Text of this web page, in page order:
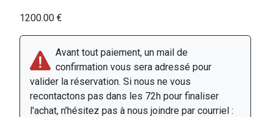
1200.00 €
Avant tout paiement, un mail de
confirmation vous sera adressé pour
valider la réservation. Si nous ne vous
recontactons pas dans les 72h pour finaliser
l'achat, n'hésitez pas à nous joindre par courriel :